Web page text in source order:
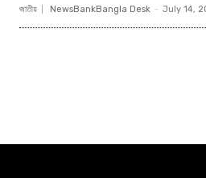
জাতীয় NewsBankBangla Desk - July 14,